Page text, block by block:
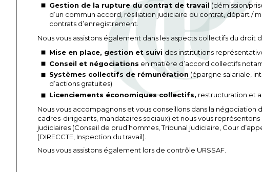
Gestion de la rupture du contrat de travail (démission/
d’un commun accord, résiliation judiciaire du contrat, départ /
contrats d’enregistrement.
Nous vous assistons également dans les aspects collectifs du droit
Mise en place, gestion et suivi des institutions
Conseil et négociations en matière d’accord collectifs
Systèmes collectifs de rémunération (épargne salariale,
d’actions gratuites)
Licenciements économiques collectifs, restructuration et
Nous vous accompagnons et vous conseillons dans la négociation
cadres-dirigeants, mandataires sociaux) et nous vous
judiciaires (Conseil de prud’hommes, Tribunal judiciaire, Cour
(DIRECCTE, Inspection du travail).
Nous vous assistons également lors de contrôle URSSAF.